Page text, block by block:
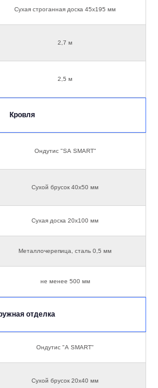
Сухая строганная доска 45х195 мм
2,7 м
2,5 м
Кровля
Ондутис "SА SMART"
Сухой брусок 40х50 мм
Сухая доска 20х100 мм
Металлочерепица, сталь 0,5 мм
не менее 500 мм
отделка
Ондутис "А SMART"
Сухой брусок 20х40 мм